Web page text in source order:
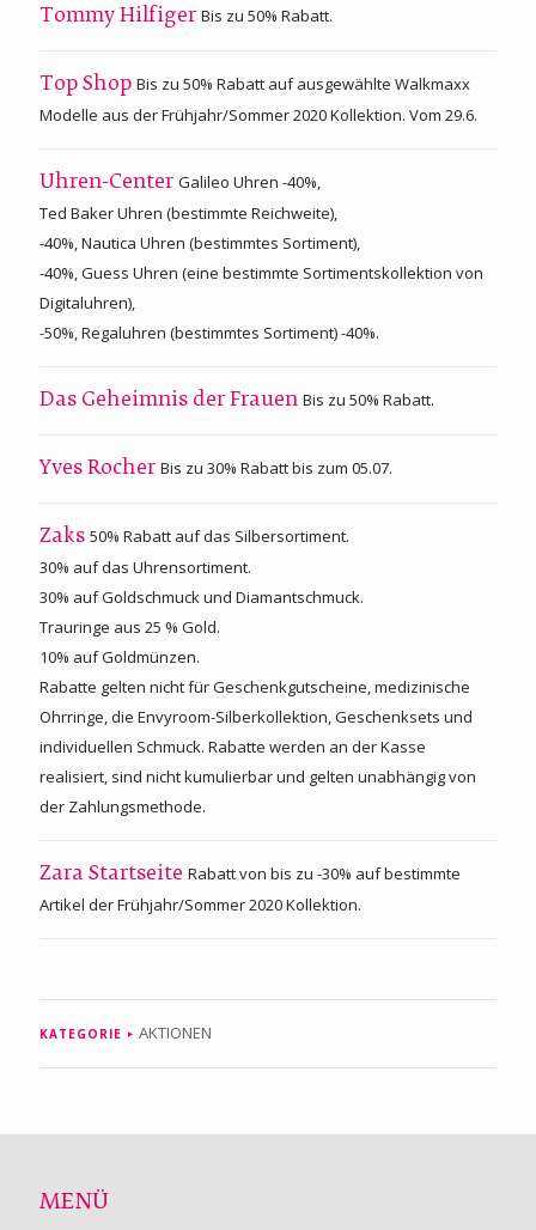
Tommy Hilfiger Bis zu 50% Rabatt.
Top Shop Bis zu 50% Rabatt auf ausgewählte Walkmaxx
Modelle aus der Frühjahr/Sommer 2020 Kollektion. Vom 29.6.
Uhren-Center Galileo Uhren -40%,
Ted Baker Uhren (bestimmte Reichweite),
-40%, Nautica Uhren (bestimmtes Sortiment),
-40%, Guess Uhren (eine bestimmte Sortimentskollektion von
Digitaluhren),
-50%, Regaluhren (bestimmtes Sortiment) -40%.
Das Geheimnis der Frauen Bis zu 50% Rabatt.
Yves Rocher Bis zu 30% Rabatt bis zum 05.07.
Zaks 50% Rabatt auf das Silbersortiment.
30% auf das Uhrensortiment.
30% auf Goldschmuck und Diamantschmuck.
Trauringe aus 25 % Gold.
10% auf Goldmünzen.
Rabatte gelten nicht für Geschenkgutscheine, medizinische
Ohrringe, die Envyroom-Silberkollektion, Geschenksets und
individuellen Schmuck. Rabatte werden an der Kasse
realisiert, sind nicht kumulierbar und gelten unabhängig von
der Zahlungsmethode.
Zara Startseite Rabatt von bis zu -30% auf bestimmte
Artikel der Frühjahr/Sommer 2020 Kollektion.
KATEGORIE AKTIONEN
MENÜ